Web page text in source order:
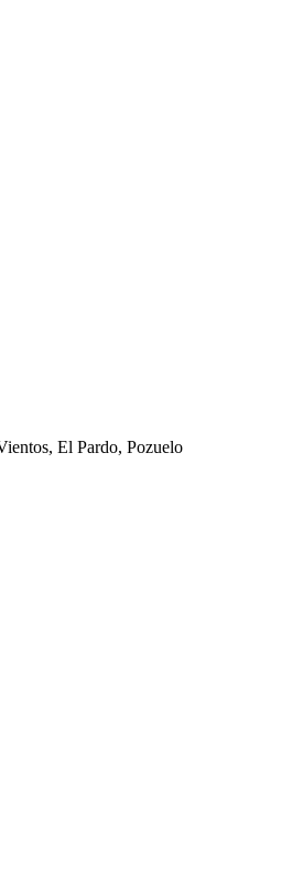
El Pardo, Pozuelo